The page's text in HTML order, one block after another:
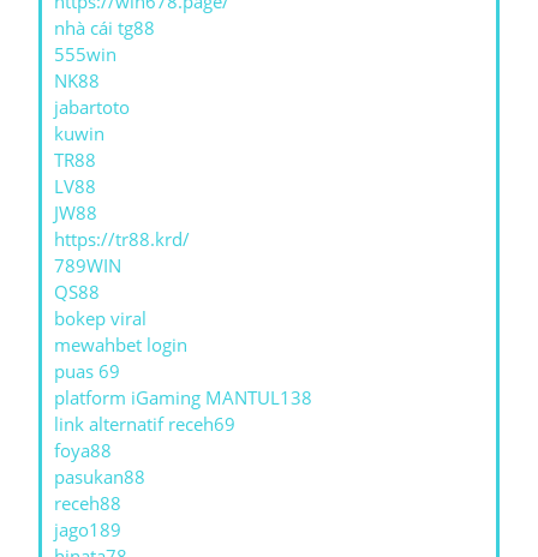
nhà cái tg88
555win
NK88
jabartoto
kuwin
TR88
LV88
JW88
https://tr88.krd/
789WIN
QS88
bokep viral
mewahbet login
puas 69
platform iGaming MANTUL138
link alternatif receh69
foya88
pasukan88
receh88
jago189